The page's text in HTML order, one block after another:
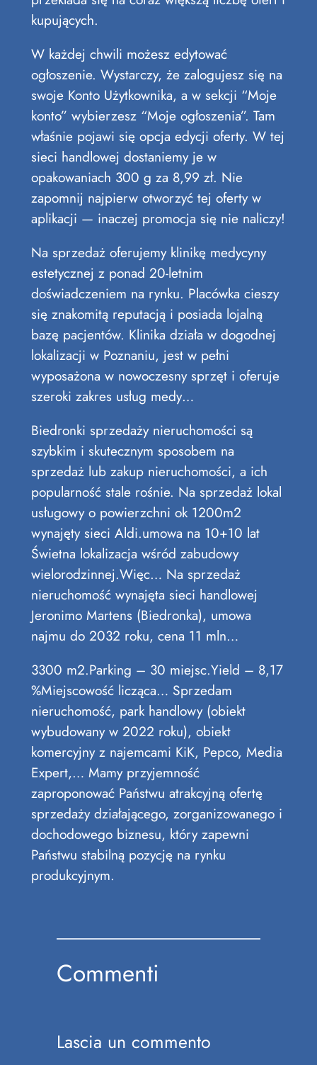
kupujących.
W każdej chwili możesz edytować
ogłoszenie. Wystarczy, że zalogujesz się na
swoje Konto Użytkownika, a w sekcji “Moje
konto” wybierzesz “Moje ogłoszenia”. Tam
właśnie pojawi się opcja edycji oferty. W tej
sieci handlowej dostaniemy je w
opakowaniach 300 g za 8,99 zł. Nie
zapomnij najpierw otworzyć tej oferty w
aplikacji — inaczej promocja się nie naliczy!
Na sprzedaż oferujemy klinikę medycyny
estetycznej z ponad 20-letnim
doświadczeniem na rynku. Placówka cieszy
się znakomitą reputacją i posiada lojalną
bazę pacjentów. Klinika działa w dogodnej
lokalizacji w Poznaniu, jest w pełni
wyposażona w nowoczesny sprzęt i oferuje
szeroki zakres usług medy…
Biedronki sprzedaży nieruchomości są
szybkim i skutecznym sposobem na
sprzedaż lub zakup nieruchomości, a ich
popularność stale rośnie. Na sprzedaż lokal
usługowy o powierzchni ok 1200m2
wynajęty sieci Aldi.umowa na 10+10 lat
Świetna lokalizacja wśród zabudowy
wielorodzinnej.Więc… Na sprzedaż
nieruchomość wynajęta sieci handlowej
Jeronimo Martens (Biedronka), umowa
najmu do 2032 roku, cena 11 mln…
3300 m2.Parking – 30 miejsc.Yield – 8,17
%Miejscowość licząca… Sprzedam
nieruchomość, park handlowy (obiekt
wybudowany w 2022 roku), obiekt
komercyjny z najemcami KiK, Pepco, Media
Expert,… Mamy przyjemność
zaproponować Państwu atrakcyjną ofertę
sprzedaży działającego, zorganizowanego i
dochodowego biznesu, który zapewni
Państwu stabilną pozycję na rynku
produkcyjnym.
Commenti
Lascia un commento